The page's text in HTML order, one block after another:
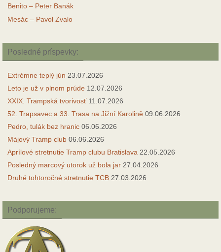
Benito – Peter Banák
Mesác – Pavol Zvalo
Posledné príspevky:
Extrémne teplý jún 23.07.2026
Leto je už v plnom prúde 12.07.2026
XXIX. Trampská tvorivosť 11.07.2026
52. Trapsavec a 33. Trasa na Jižní Karolině 09.06.2026
Pedro, tulák bez hranic 06.06.2026
Májový Tramp club 06.06.2026
Aprílové stretnutie Tramp clubu Bratislava 22.05.2026
Posledný marcový utorok už bola jar 27.04.2026
Druhé tohtoročné stretnutie TCB 27.03.2026
Podporujeme: